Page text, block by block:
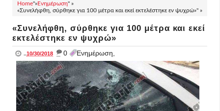
Home"»Ενημέρωση" »
«Συνελήφθη, σύρθηκε για 100 μέτρα και εκεί εκτελέστηκε εν ψυχρώ»" »
«Συνελήφθη, σύρθηκε για 100 μέτρα και εκεί
εκτελέστηκε εν ψυχρώ»
..10/30/2018 _ 0 Ενημέρωση,